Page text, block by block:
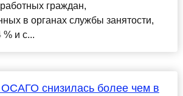
граждан,
в органах службы занятости,
% и с...
снизилась более чем в